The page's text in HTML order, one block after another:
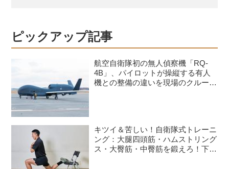
ピックアップ記事
航空自衛隊初の無人偵察機「RQ-
4B」、パイロットが操縦する有人
機との整備の違いを現場のクルーが
キツイ＆苦しい！自衛隊式トレーニ
ング：大腿四頭筋・ハムストリング
ス・大臀筋・中臀筋を鍛えろ！下半